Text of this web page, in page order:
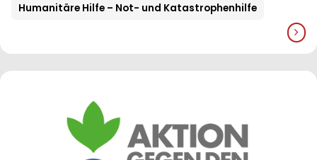
Humanitäre Hilfe – Not- und Katastrophenhilfe